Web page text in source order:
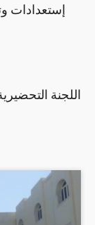
إستعدادات
اللجنة